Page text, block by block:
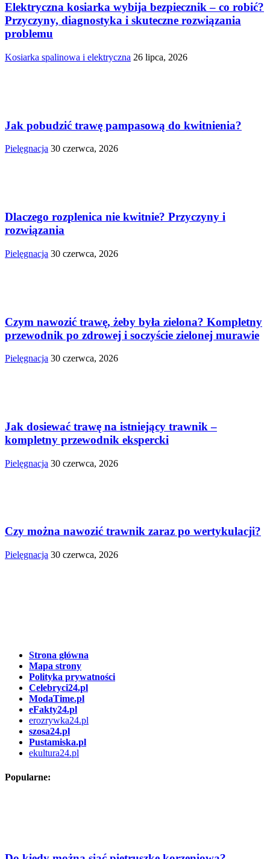
Elektryczna kosiarka wybija bezpiecznik – co robić?
Przyczyny, diagnostyka i skuteczne rozwiązania
problemu
Kosiarka spalinowa i elektryczna 26 lipca, 2026
Jak pobudzić trawę pampasową do kwitnienia?
Pielęgnacja 30 czerwca, 2026
Dlaczego rozplenica nie kwitnie? Przyczyny i
rozwiązania
Pielęgnacja 30 czerwca, 2026
Czym nawozić trawę, żeby była zielona? Kompletny
przewodnik po zdrowej i soczyście zielonej murawie
Pielęgnacja 30 czerwca, 2026
Jak dosiewać trawę na istniejący trawnik –
kompletny przewodnik ekspercki
Pielęgnacja 30 czerwca, 2026
Czy można nawozić trawnik zaraz po wertykulacji?
Pielęgnacja 30 czerwca, 2026
Strona główna
Mapa strony
Polityka prywatności
Celebryci24.pl
ModaTime.pl
eFakty24.pl
erozrywka24.pl
szosa24.pl
Pustamiska.pl
ekultura24.pl
Popularne: